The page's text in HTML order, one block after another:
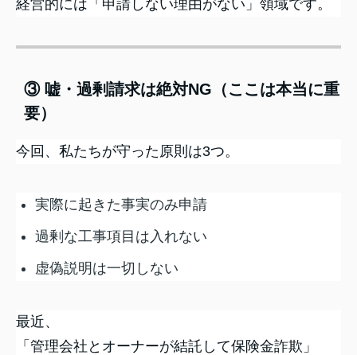
経営的には「申請しない理由がない」領域です。
③ 嘘・過剰請求は絶対NG（ここは本当に重
要）
今回、私たちが守った原則は3つ。
実際に起きた事実のみ申請
過剰な工事項目は入れない
虚偽説明は一切しない
最近、
「管理会社とオーナーが結託して保険金詐欺」